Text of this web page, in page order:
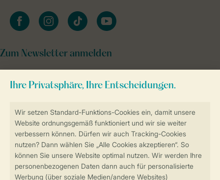
Sicher und schnell zur Online-Buchung
Sichere Datenübertragung
Sicheres Bezahlen
facebookinstagramtiktok youtube
Zum Newsletter anmelden